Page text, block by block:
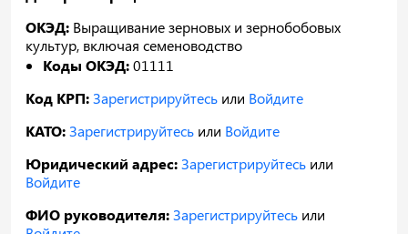
ОКЭД: Выращивание зерновых и зернобобовых
культур, включая семеноводство
Коды ОКЭД:01111
Код КРП:Зарегистрируйтесь или Войдите
КАТО:Зарегистрируйтесь или Войдите
Юридический адрес:Зарегистрируйтесь или
Войдите
ФИО руководителя:Зарегистрируйтесь или